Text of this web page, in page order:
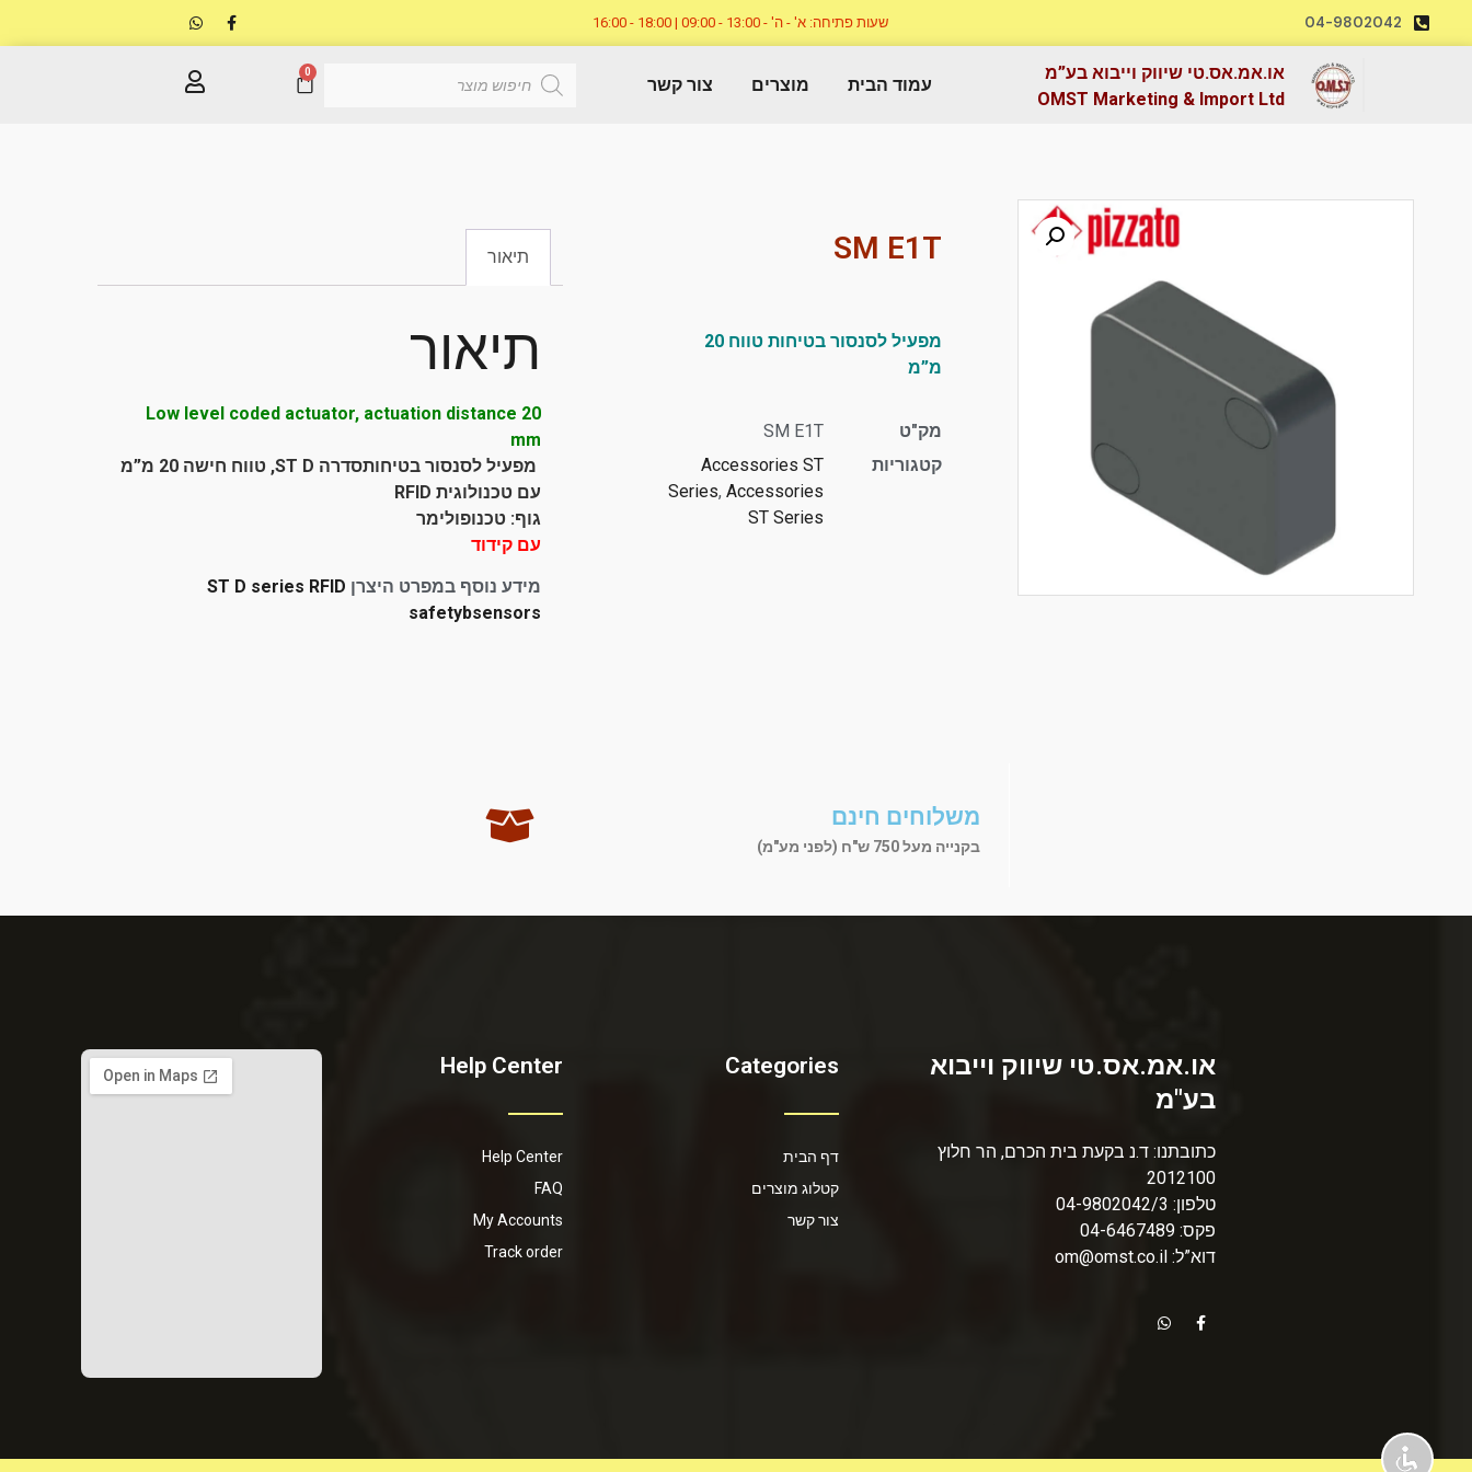
04-9802042 שעות פתיחה: א' - ה' - 13:00 - 09:00 | 18:00 - 16:00
או.אמ.אס.טי שיווק וייבוא בע”מ
OMST Marketing & Import Ltd
עמוד הבית מוצרים צור קשר
0
SM E1T
מפעיל לסנסור בטיחות טווח 20
מ”מ
מק"ט
SM E1T
קטגוריות
Accessories ST
Series,Accessories
ST Series
תיאור
תיאור
Low level coded actuator, actuation distance 20
mm
מפעיל לסנסור בטיחותסדרה ST D, טווח חישה 20 מ”מ
עם טכנולוגית RFID
גוף: טכנופולימר
עם קידוד
מידע נוסף במפרט היצרן ST D series RFID
safetybsensors
משלוחים חינם
בקנייה מעל 750 ש"ח (לפני מע"מ)
או.אמ.אס.טי שיווק וייבוא
בע"מ
כתובתנו: ד.נ בקעת בית הכרם, הר חלוץ
2012100
טלפון: 04-9802042/3
פקס: 04-6467489
דוא”ל: om@omst.co.il
Categories
דף הבית
קטלוג מוצרים
צור קשר
Help Center
Help Center
FAQ
My Accounts
Track order